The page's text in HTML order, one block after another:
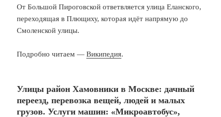
От Большой Пироговской ответвляется улица Еланского,
переходящая в Плющиху, которая идёт напрямую до
Смоленской улицы.
Подробно читаем —Википедия.
Улицы район Хамовники в Москве: дачный
переезд, перевозка вещей, людей и малых
грузов. Услуги машин: «Микроавтобус»,